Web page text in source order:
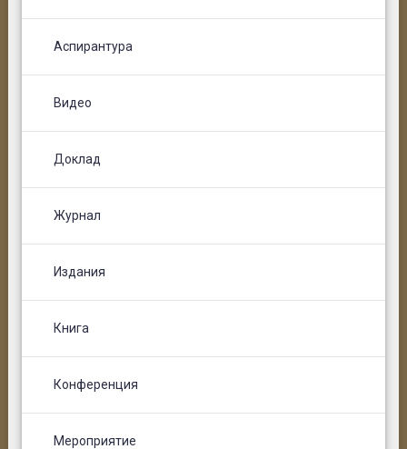
Аспирантура
Видео
Доклад
Журнал
Издания
Книга
Конференция
Мероприятие